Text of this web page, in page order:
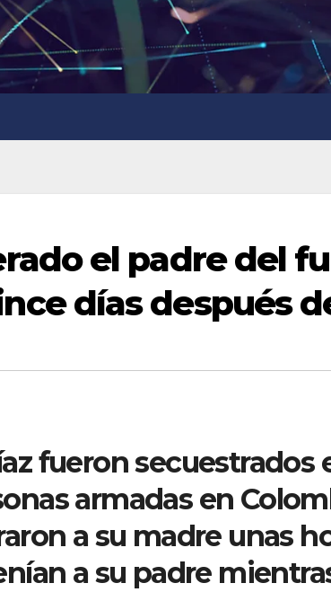
el padre del
días después
fueron secuestrados
armadas en
a su madre unas
a su padre